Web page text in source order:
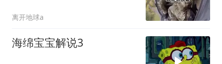
离开地球a
海绵宝宝解说3